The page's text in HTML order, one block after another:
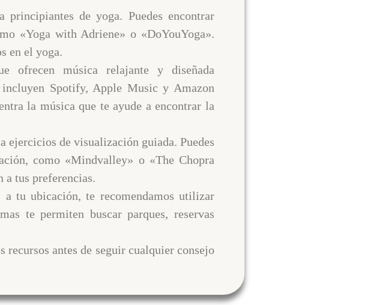
de yoga. Puedes encontrar
«Yoga with Adriene» o «DoYouYoga».
en el yoga.
ofrecen música relajante y diseñada
Spotify, Apple Music y Amazon
la música que te ayude a encontrar la
ejercicios de visualización guiada. Puedes
como «Mindvalley» o «The Chopra
a tus preferencias.
a tu ubicación, te recomendamos utilizar
te permiten buscar parques, reservas
antes de seguir cualquier consejo